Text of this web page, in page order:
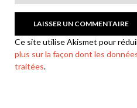
Ce site utilise Akismet pour
plus sur la façon dont les
traitées.